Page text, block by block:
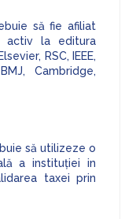
să fie afiliat
activ la editura
RSC, IEEE,
Cambridge,
să utilizeze o
a instituției in
taxei prin